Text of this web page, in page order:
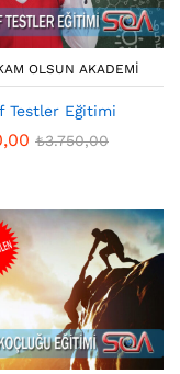
OLSUN AKADEMI
Testler Eğitimi
₺3.750,00